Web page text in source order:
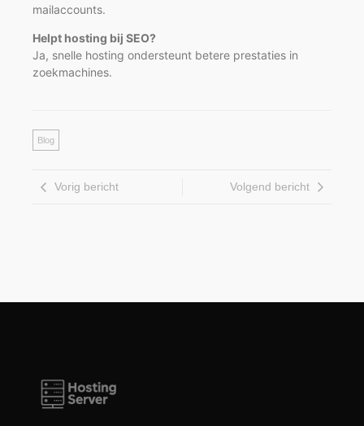
mailaccounts.
Helpt hosting bij SEO?
Ja, snelle hosting ondersteunt betere prestaties in
zoekmachines.
Blog
Vorig bericht Volgend bericht